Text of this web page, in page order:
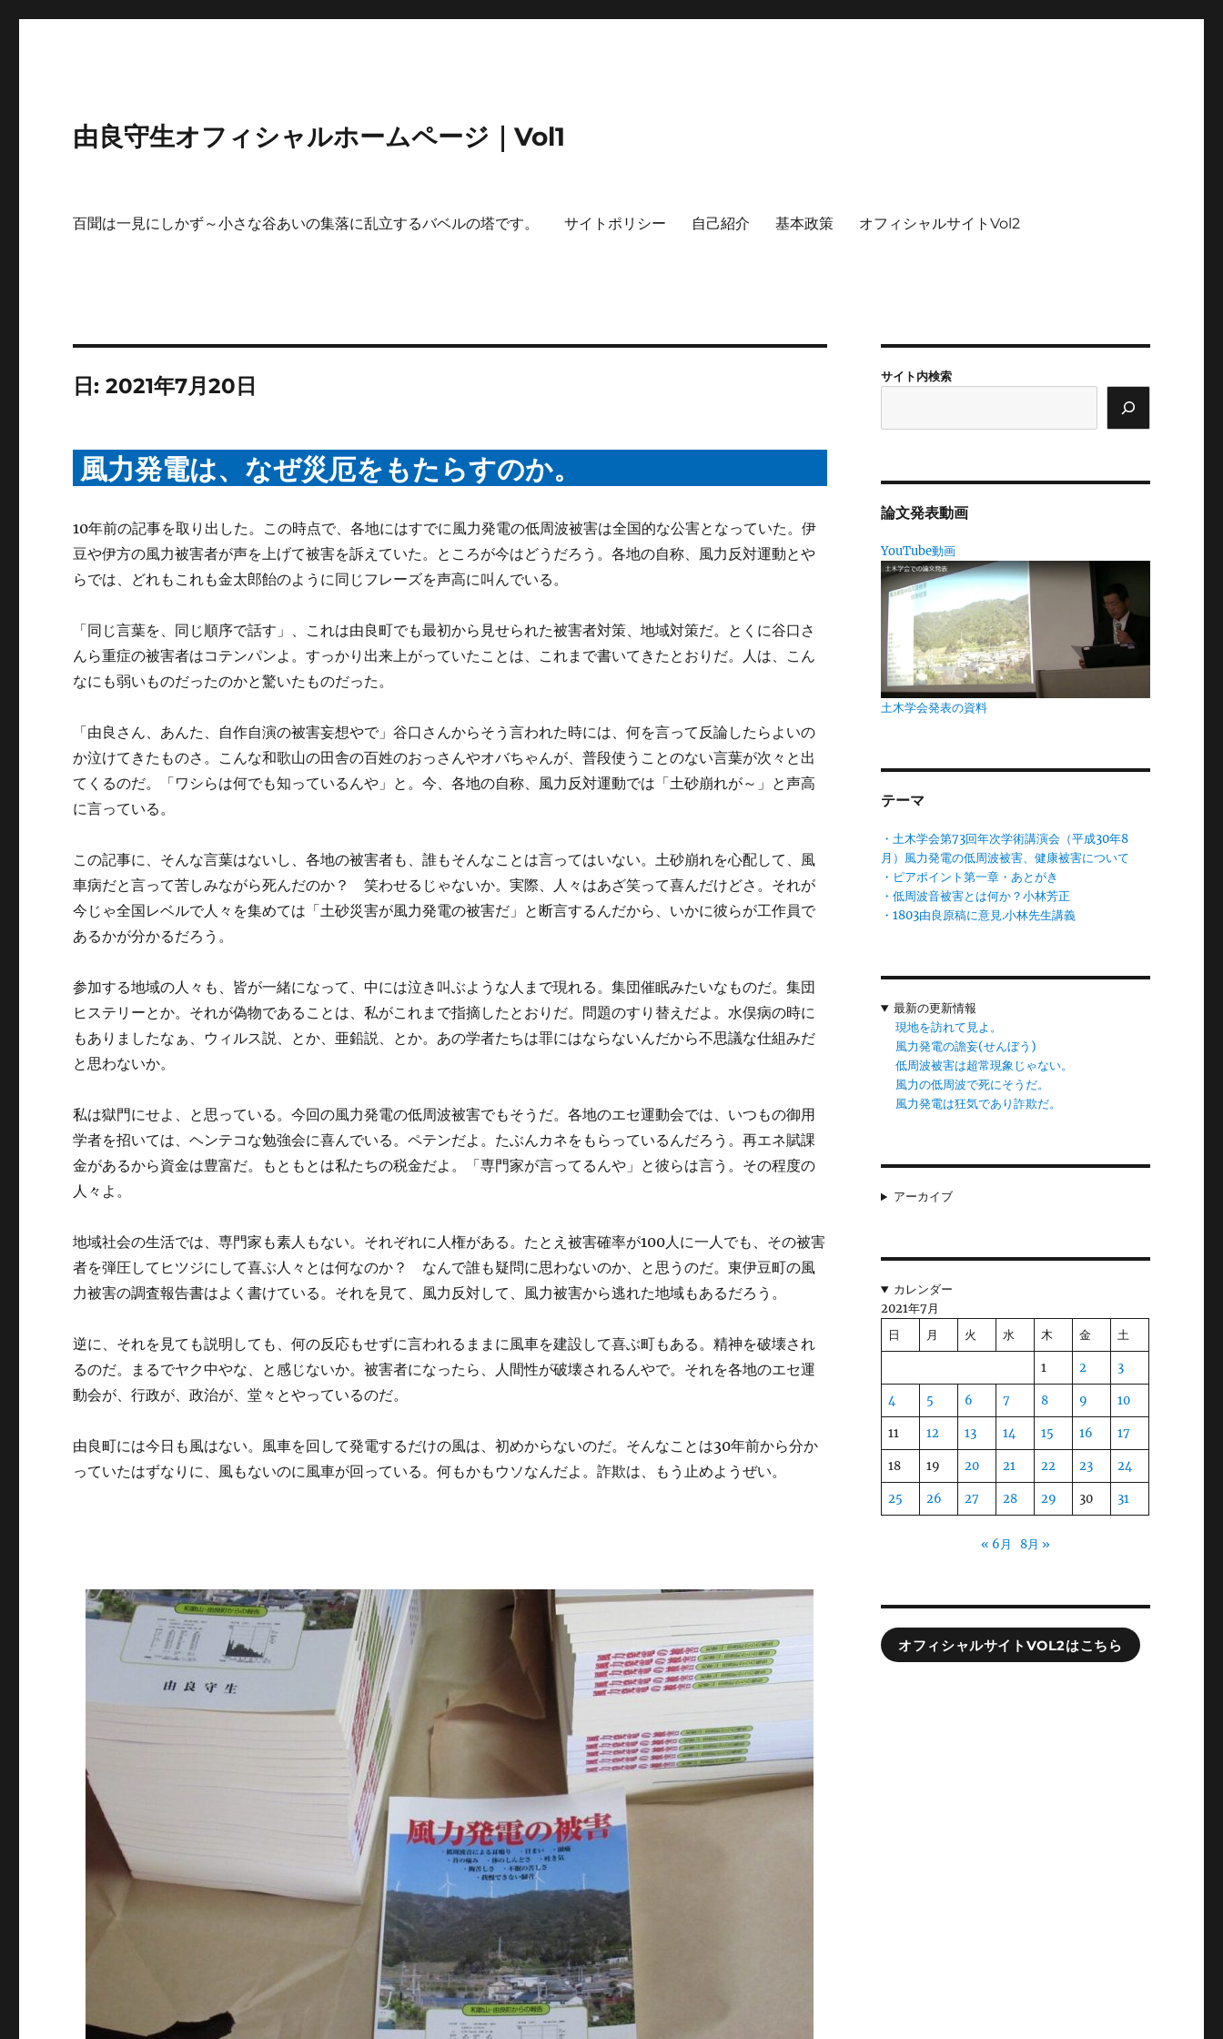
由良守生オフィシャルホームページ｜Vol1
百聞は一見にしかず～小さな谷あいの集落に乱立するバベルの塔です。 サイトポリシー 自己紹介 基本政策 オフィシャルサイトVol2
日:2021年7月20日
風力発電は、なぜ災厄をもたらすのか。
10年前の記事を取り出した。この時点で、各地にはすでに風力発電の低周波被害は全国的な公害となっていた。伊
豆や伊方の風力被害者が声を上げて被害を訴えていた。ところが今はどうだろう。各地の自称、風力反対運動とや
らでは、どれもこれも金太郎飴のように同じフレーズを声高に叫んでいる。
「同じ言葉を、同じ順序で話す」、これは由良町でも最初から見せられた被害者対策、地域対策だ。とくに谷口さ
んら重症の被害者はコテンパンよ。すっかり出来上がっていたことは、これまで書いてきたとおりだ。人は、こん
なにも弱いものだったのかと驚いたものだった。
「由良さん、あんた、自作自演の被害妄想やで」谷口さんからそう言われた時には、何を言って反論したらよいの
か泣けてきたものさ。こんな和歌山の田舎の百姓のおっさんやオバちゃんが、普段使うことのない言葉が次々と出
てくるのだ。「ワシらは何でも知っているんや」と。今、各地の自称、風力反対運動では「土砂崩れが～」と声高
に言っている。
この記事に、そんな言葉はないし、各地の被害者も、誰もそんなことは言ってはいない。土砂崩れを心配して、風
車病だと言って苦しみながら死んだのか？ 笑わせるじゃないか。実際、人々はあざ笑って喜んだけどさ。それが
今じゃ全国レベルで人々を集めては「土砂災害が風力発電の被害だ」と断言するんだから、いかに彼らが工作員で
あるかが分かるだろう。
参加する地域の人々も、皆が一緒になって、中には泣き叫ぶような人まで現れる。集団催眠みたいなものだ。集団
ヒステリーとか。それが偽物であることは、私がこれまで指摘したとおりだ。問題のすり替えだよ。水俣病の時に
もありましたなぁ、ウィルス説、とか、亜鉛説、とか。あの学者たちは罪にはならないんだから不思議な仕組みだ
と思わないか。
私は獄門にせよ、と思っている。今回の風力発電の低周波被害でもそうだ。各地のエセ運動会では、いつもの御用
学者を招いては、ヘンテコな勉強会に喜んでいる。ペテンだよ。たぶんカネをもらっているんだろう。再エネ賦課
金があるから資金は豊富だ。もともとは私たちの税金だよ。「専門家が言ってるんや」と彼らは言う。その程度の
人々よ。
地域社会の生活では、専門家も素人もない。それぞれに人権がある。たとえ被害確率が100人に一人でも、その被害
者を弾圧してヒツジにして喜ぶ人々とは何なのか？ なんで誰も疑問に思わないのか、と思うのだ。東伊豆町の風
力被害の調査報告書はよく書けている。それを見て、風力反対して、風力被害から逃れた地域もあるだろう。
逆に、それを見ても説明しても、何の反応もせずに言われるままに風車を建設して喜ぶ町もある。精神を破壊され
るのだ。まるでヤク中やな、と感じないか。被害者になったら、人間性が破壊されるんやで。それを各地のエセ運
動会が、行政が、政治が、堂々とやっているのだ。
由良町には今日も風はない。風車を回して発電するだけの風は、初めからないのだ。そんなことは30年前から分か
っていたはずなりに、風もないのに風車が回っている。何もかもウソなんだよ。詐欺は、もう止めようぜい。
サイト内検索
論文発表動画
YouTube動画
土木学会発表の資料
テーマ
・土木学会第73回年次学術講演会（平成30年8
月）風力発電の低周波被害、健康被害について
・ピアポイント第一章・あとがき
・低周波音被害とは何か？小林芳正
・1803由良原稿に意見.小林先生講義
最新の更新情報
現地を訪れて見よ。
風力発電の譫妄(せんぼう)
低周波被害は超常現象じゃない。
風力の低周波で死にそうだ。
風力発電は狂気であり詐欺だ。
アーカイブ
カレンダー
2021年7月
日
月 火 水 木 金 土
1 2 3
4 5 6 7 8 9 10
11 12 13 14 15 16 17
18 19 20 21 22 23 24
25 26 27 28 29 30 31
« 6月 8月 »
オフィシャルサイトVOL2はこちら